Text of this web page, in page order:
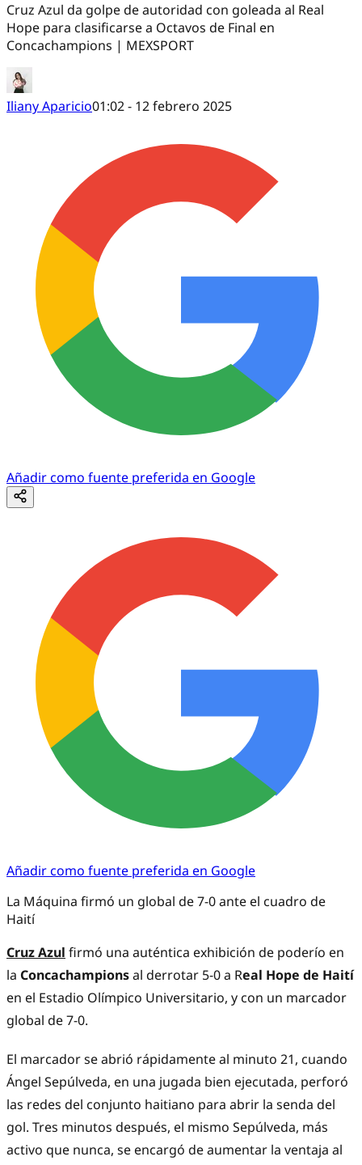
Cruz Azul da golpe de autoridad con goleada al Real
Hope para clasificarse a Octavos de Final en
Concachampions | MEXSPORT
Iliany Aparicio01:02 - 12 febrero 2025
Añadir como fuente preferida en Google
Añadir como fuente preferida en Google
La Máquina firmó un global de 7-0 ante el cuadro de
Haití
Cruz Azul firmó una auténtica exhibición de poderío en
la Concachampionsal derrotar 5-0 a Real Hope de Haití
en el Estadio Olímpico Universitario, y con un marcador
global de 7-0.
El marcador se abrió rápidamente al minuto 21, cuando
Ángel Sepúlveda, en una jugada bien ejecutada, perforó
las redes del conjunto haitiano para abrir la senda del
gol. Tres minutos después, el mismo Sepúlveda, más
activo que nunca, se encargó de aumentar la ventaja al